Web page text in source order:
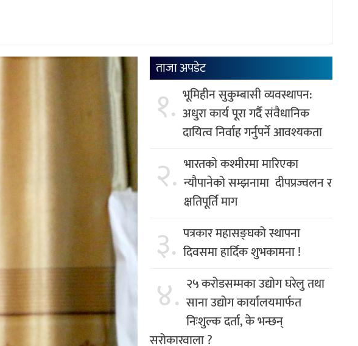
ताजा अपडेट
१. भूमिहीन सुकुम्बासी व्यवस्थापन:
अधुरा कार्य पूरा गर्दै संवैधानिक
दायित्व निर्वाह गर्नुपर्ने आवश्यकता
२. भारतको कश्मीरमा मारिएका
न्यौपानेको सम्झनामा दीपप्रज्वलन र
क्षतिपूर्ति माग
३. पत्रकार महासङ्घको स्थापना
दिवसमा हार्दिक शुभकामना !
४. २५ करोडसम्मका उद्योग घरेलु तथा
साना उद्योग कार्यालयमार्फत
निःशुल्क दर्ता, के भन्छन्
सरोकारवाला ?